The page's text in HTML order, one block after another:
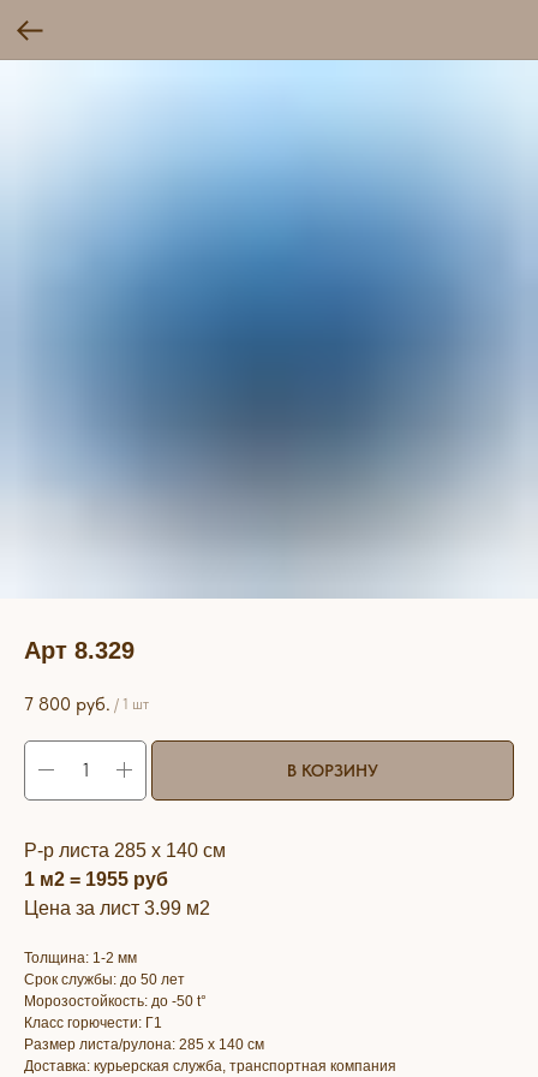
Арт 8.329
7 800 руб. / 1 шт
В КОРЗИНУ
Р-р листа 285 х 140 см
1 м2 = 1955 руб
Цена за лист 3.99 м2
Толщина: 1-2 мм
Срок службы: до 50 лет
Морозостойкость: до -50 t°
Класс горючести: Г1
Размер листа/рулона: 285 х 140 см
Доставка: курьерская служба, транспортная компания